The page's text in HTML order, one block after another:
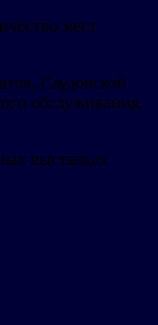
мест
Саудовской
обслуживания,
выставках